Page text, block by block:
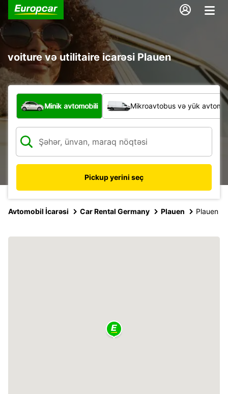
voiture və utilitaire icarəsi Plauen
Hansı növ nəqliyyat vasitəsi?
Minik avtomobili Mikroavtobus və yük
Pickup yerini seç
Avtomobil İcarəsi Car Rental Germany Plauen Plauen